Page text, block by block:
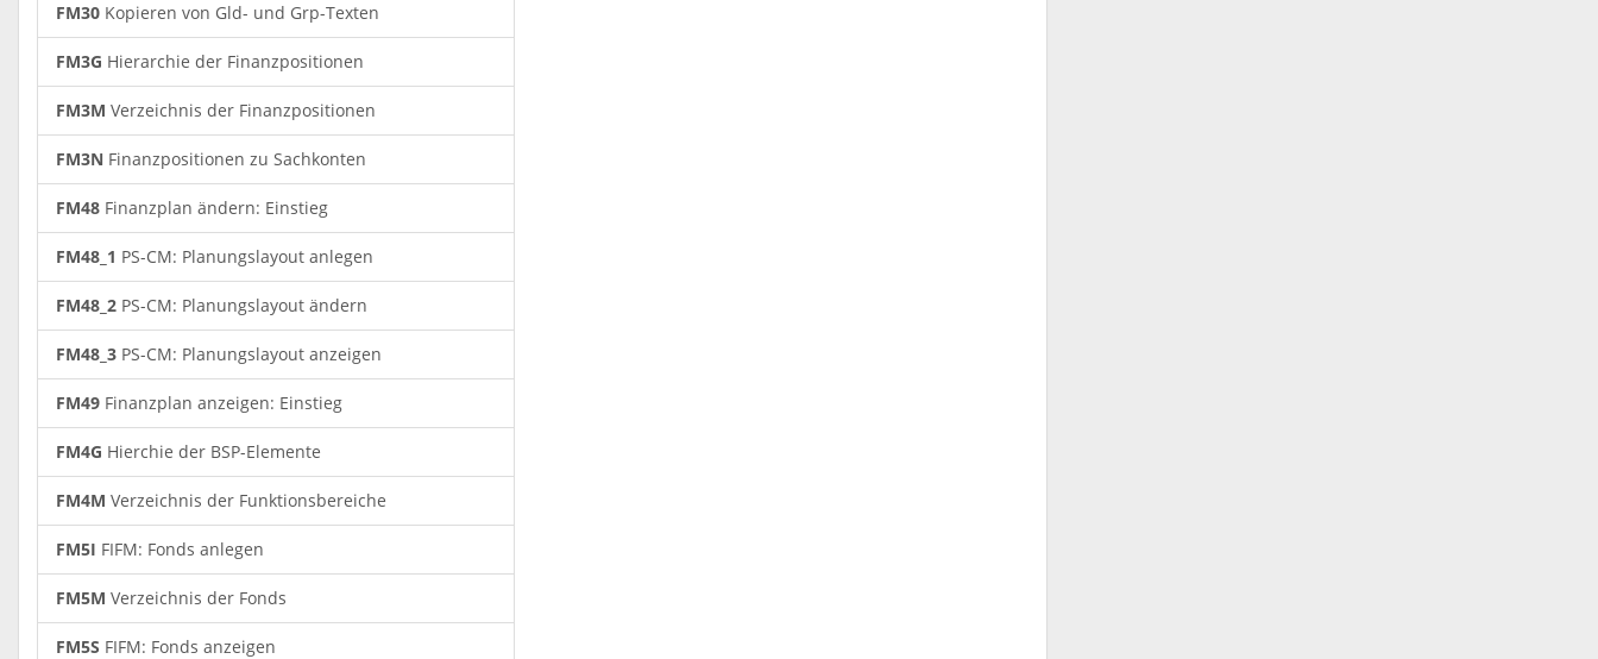
FM30 Kopieren von Gld- und Grp-Texten
FM3G Hierarchie der Finanzpositionen
FM3M Verzeichnis der Finanzpositionen
FM3N Finanzpositionen zu Sachkonten
FM48 Finanzplan ändern: Einstieg
FM48_1 PS-CM: Planungslayout anlegen
FM48_2 PS-CM: Planungslayout ändern
FM48_3 PS-CM: Planungslayout anzeigen
FM49 Finanzplan anzeigen: Einstieg
FM4G Hierchie der BSP-Elemente
FM4M Verzeichnis der Funktionsbereiche
FM5I FIFM: Fonds anlegen
FM5M Verzeichnis der Fonds
FM5S FIFM: Fonds anzeigen